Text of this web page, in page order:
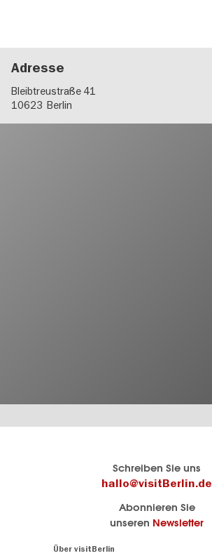
Adresse
Bleibtreustraße 41
10623 Berlin
Schreiben Sie uns
hallo@visitBerlin.de
Abonnieren Sie
unseren Newsletter
Über visitBerlin
sind